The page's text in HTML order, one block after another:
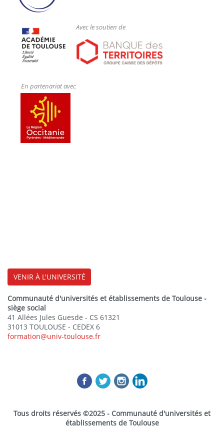
Avec le soutien de
En partenariat avec
VENIR À L'UNIVERSITÉ
Communauté d'universités et établissements de Toulouse -
siège social
41 Allées Jules Guesde - CS 61321
31013 TOULOUSE - CEDEX 6
formation@univ-toulouse.fr
Tous droits réservés ©2025 - Communauté d'universités et
établissements de Toulouse